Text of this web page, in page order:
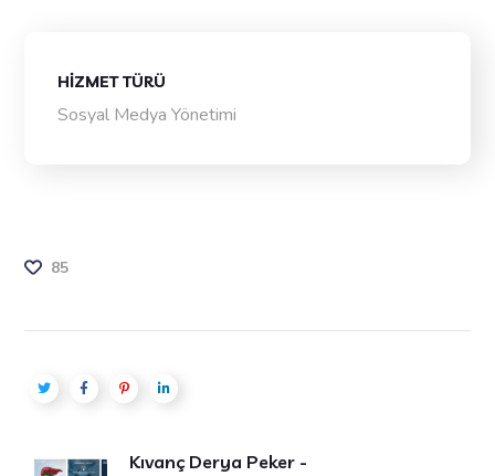
HIZMET TÜRÜ
Sosyal Medya Yönetimi
85
Kıvanç Derya Peker -